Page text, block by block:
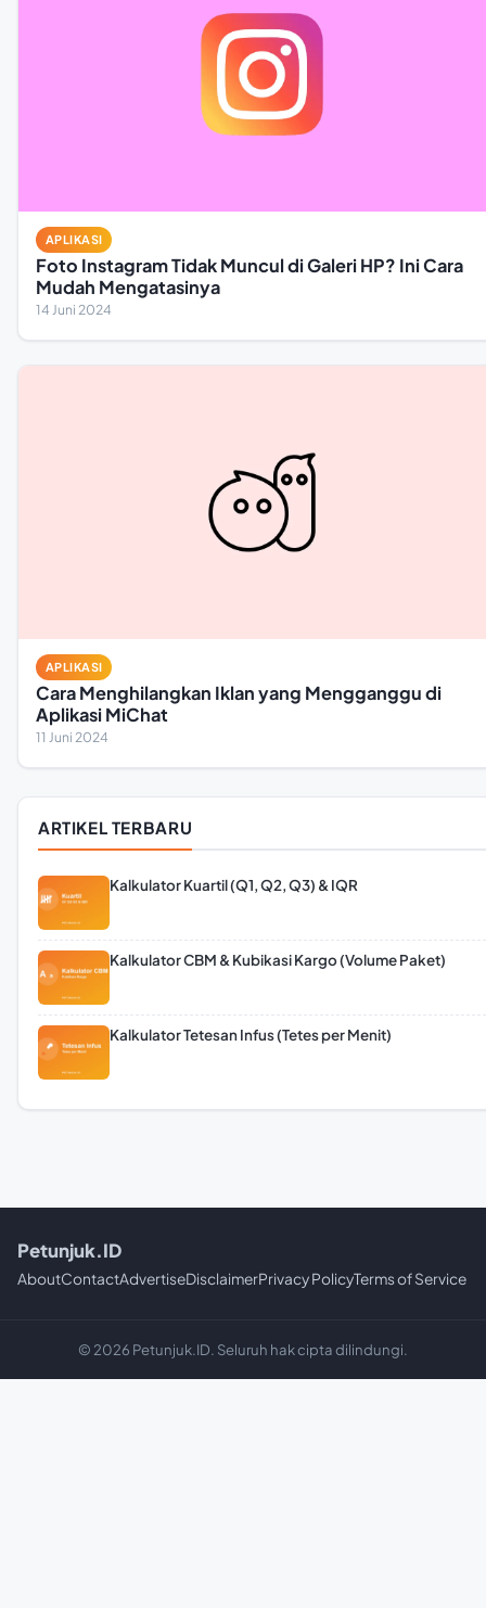
APLIKASI
Foto Instagram Tidak Muncul di Galeri HP? Ini Cara
Mudah Mengatasinya
14 Juni 2024
APLIKASI
Cara Menghilangkan Iklan yang Mengganggu di
Aplikasi MiChat
11 Juni 2024
ARTIKEL TERBARU
Kalkulator Kuartil (Q1, Q2, Q3) & IQR
Kalkulator CBM & Kubikasi Kargo (Volume Paket)
Kalkulator Tetesan Infus (Tetes per Menit)
Petunjuk.ID
AboutContactAdvertiseDisclaimerPrivacy PolicyTerms of Service
© 2026 Petunjuk.ID. Seluruh hak cipta dilindungi.